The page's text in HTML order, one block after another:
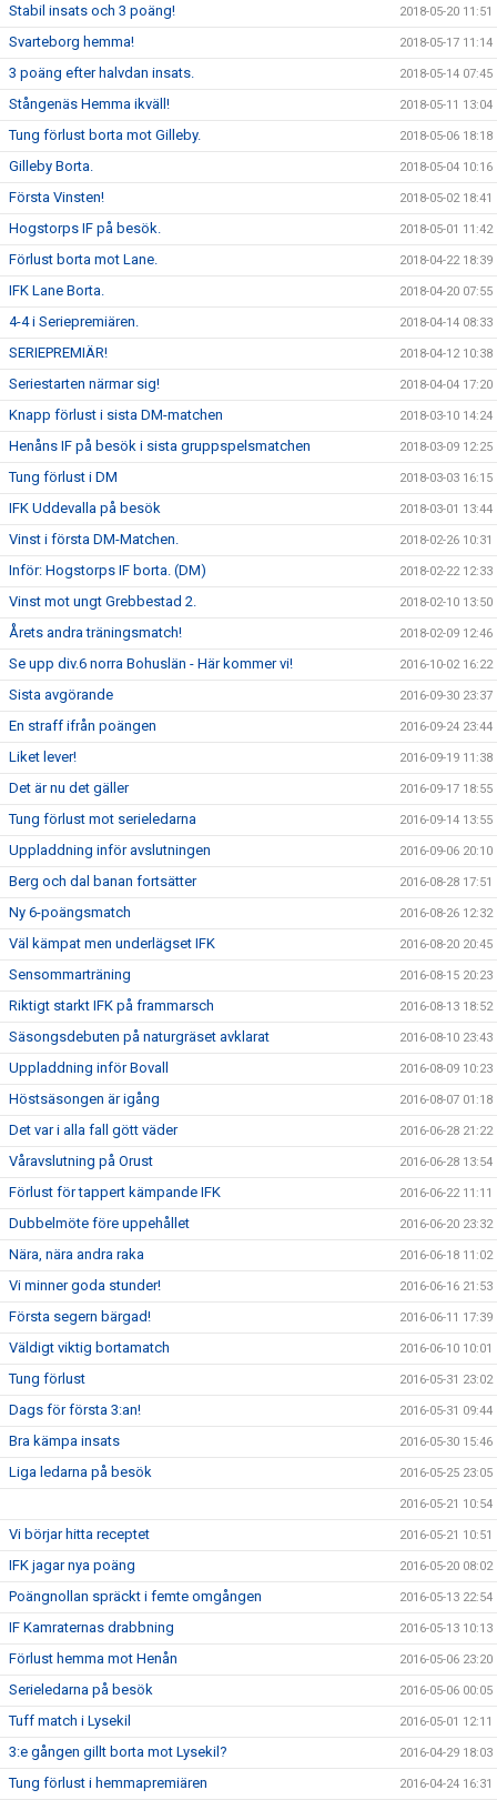
Stabil insats och 3 poäng! 2018-05-20 11:51
Svarteborg hemma! 2018-05-17 11:14
3 poäng efter halvdan insats. 2018-05-14 07:45
Stångenäs Hemma ikväll! 2018-05-11 13:04
Tung förlust borta mot Gilleby. 2018-05-06 18:18
Gilleby Borta. 2018-05-04 10:16
Första Vinsten! 2018-05-02 18:41
Hogstorps IF på besök. 2018-05-01 11:42
Förlust borta mot Lane. 2018-04-22 18:39
IFK Lane Borta. 2018-04-20 07:55
4-4 i Seriepremiären. 2018-04-14 08:33
SERIEPREMIÄR! 2018-04-12 10:38
Seriestarten närmar sig! 2018-04-04 17:20
Knapp förlust i sista DM-matchen 2018-03-10 14:24
Henåns IF på besök i sista gruppspelsmatchen 2018-03-09 12:25
Tung förlust i DM 2018-03-03 16:15
IFK Uddevalla på besök 2018-03-01 13:44
Vinst i första DM-Matchen. 2018-02-26 10:31
Inför: Hogstorps IF borta. (DM) 2018-02-22 12:33
Vinst mot ungt Grebbestad 2. 2018-02-10 13:50
Årets andra träningsmatch! 2018-02-09 12:46
Se upp div.6 norra Bohuslän - Här kommer vi! 2016-10-02 16:22
Sista avgörande 2016-09-30 23:37
En straff ifrån poängen 2016-09-24 23:44
Liket lever! 2016-09-19 11:38
Det är nu det gäller 2016-09-17 18:55
Tung förlust mot serieledarna 2016-09-14 13:55
Uppladdning inför avslutningen 2016-09-06 20:10
Berg och dal banan fortsätter 2016-08-28 17:51
Ny 6-poängsmatch 2016-08-26 12:32
Väl kämpat men underlägset IFK 2016-08-20 20:45
Sensommarträning 2016-08-15 20:23
Riktigt starkt IFK på frammarsch 2016-08-13 18:52
Säsongsdebuten på naturgräset avklarat 2016-08-10 23:43
Uppladdning inför Bovall 2016-08-09 10:23
Höstsäsongen är igång 2016-08-07 01:18
Det var i alla fall gött väder 2016-06-28 21:22
Våravslutning på Orust 2016-06-28 13:54
Förlust för tappert kämpande IFK 2016-06-22 11:11
Dubbelmöte före uppehållet 2016-06-20 23:32
Nära, nära andra raka 2016-06-18 11:02
Vi minner goda stunder! 2016-06-16 21:53
Första segern bärgad! 2016-06-11 17:39
Väldigt viktig bortamatch 2016-06-10 10:01
Tung förlust 2016-05-31 23:02
Dags för första 3:an! 2016-05-31 09:44
Bra kämpa insats 2016-05-30 15:46
Liga ledarna på besök 2016-05-25 23:05
2016-05-21 10:54
Vi börjar hitta receptet 2016-05-21 10:51
IFK jagar nya poäng 2016-05-20 08:02
Poängnollan spräckt i femte omgången 2016-05-13 22:54
IF Kamraternas drabbning 2016-05-13 10:13
Förlust hemma mot Henån 2016-05-06 23:20
Serieledarna på besök 2016-05-06 00:05
Tuff match i Lysekil 2016-05-01 12:11
3:e gången gillt borta mot Lysekil? 2016-04-29 18:03
Tung förlust i hemmapremiären 2016-04-24 16:31